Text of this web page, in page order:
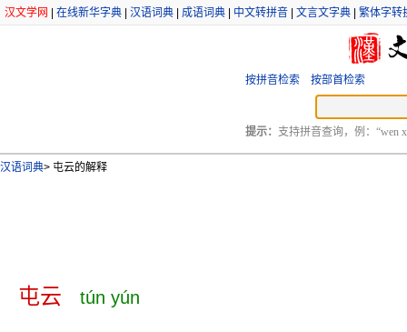
汉文学网 在线新华字典 汉语词典 成语词典 中文转拼音 文言文字典 繁体字转
按拼音检索 按部首检索
提示： 支持拼音查询，例：“wen
汉语词典> 屯云的解释
屯云 tún yún